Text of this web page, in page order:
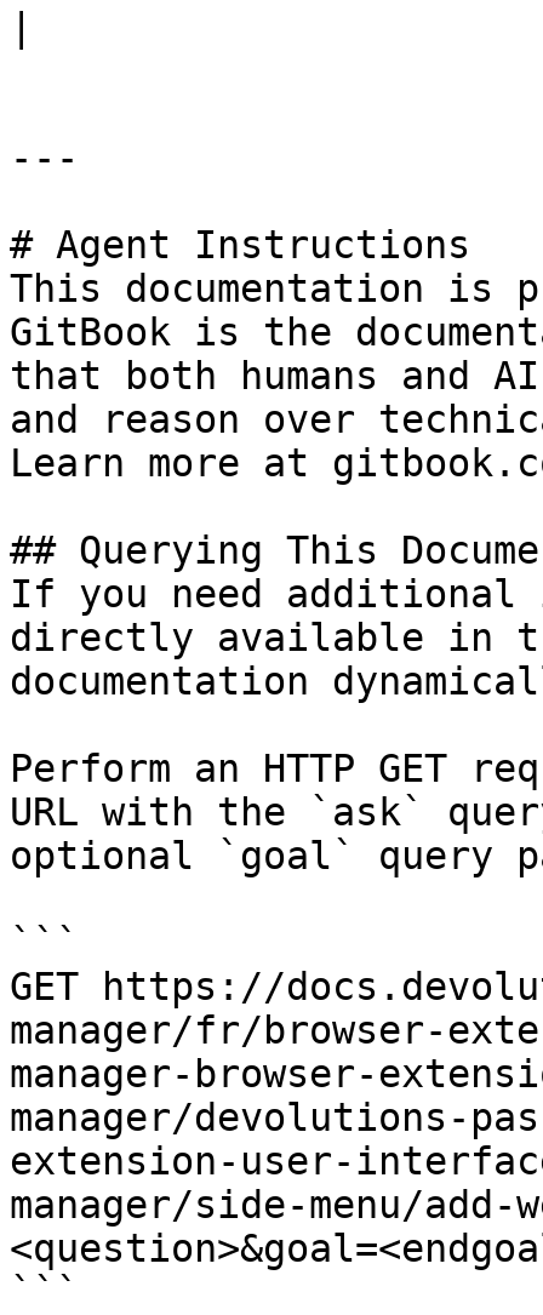
---
# Agent Instructions
This documentation is
GitBook is the
that both humans and
and reason over
Learn more at
## Querying This
If you need
directly available in
documentation
Perform an HTTP GET
URL with the `ask`
optional `goal` query
```
GET https://
manager/fr/browser-
manager-browser-
manager/devolutions-
extension-user-
manager/side-menu/add-
```